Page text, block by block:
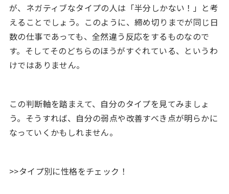
が、ネガティブなタイプの人は「半分しかない！」と考
えることでしょう。このように、締め切りまでが同じ日
数の仕事であっても、全然違う反応をするものなので
す。そしてそのどちらのほうがすぐれている、というわ
けではありません。
この判断軸を踏まえて、自分のタイプを見てみましょ
う。そうすれば、自分の弱点や改善すべき点が明らかに
なっていくかもしれません。
>>タイプ別に性格をチェック！